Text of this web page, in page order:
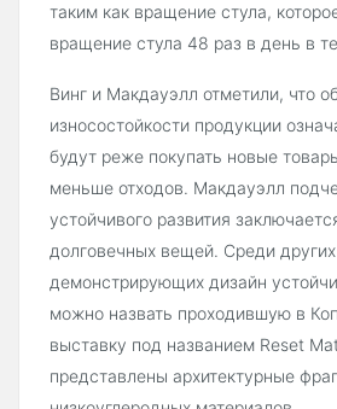
таким как вращение стула,
вращение стула 48 раз в день в
Винг и Макдауэлл отметили, что
износостойкости продукции
будут реже покупать новые
меньше отходов. Макдауэлл
устойчивого развития
долговечных вещей. Среди
демонстрирующих дизайн
можно назвать проходившую в
выставку под названием Reset
представлены архитектурные